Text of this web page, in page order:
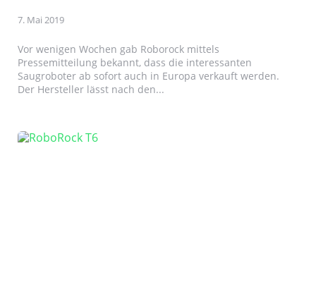
7. Mai 2019
Vor wenigen Wochen gab Roborock mittels
Pressemitteilung bekannt, dass die interessanten
Saugroboter ab sofort auch in Europa verkauft werden.
Der Hersteller lässt nach den...